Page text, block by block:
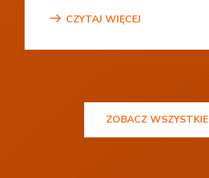
CZYTAJ WIĘCEJ
ZOBACZ WSZYSTKIE